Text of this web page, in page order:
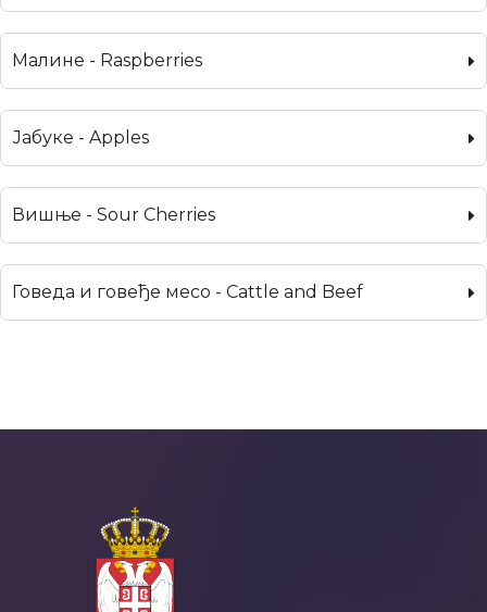
Малине - Raspberries
Јабуке - Apples
Вишње - Sour Cherries
Говеда и говеђе месо - Cattle and Beef